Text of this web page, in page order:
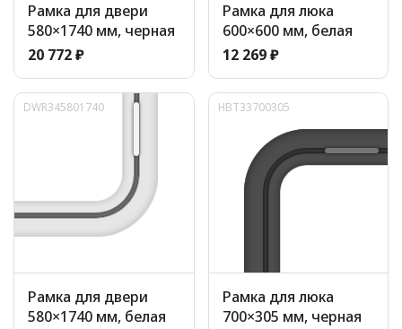
Рамка для двери
580×1740 мм, черная
20 772 ₽
Рамка для люка
600×600 мм, белая
12 269 ₽
DWR345801740
Рамка для двери
580×1740 мм, белая
HBT33700305
Рамка для люка
700×305 мм, черная